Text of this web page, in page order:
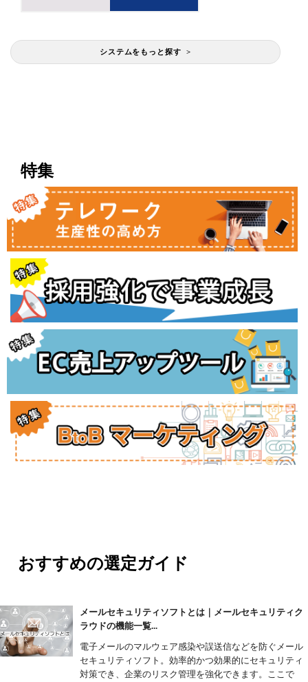
システムをもっと探す >
特集
おすすめの選定ガイド
メールセキュリティソフトとは｜メールセキュリティク
ラウドの機能一覧...
電子メールのマルウェア感染や誤送信などを防ぐメール
セキュリティソフト。効率的かつ効果的にセキュリティ
対策でき、企業のリスク管理を強化できます。ここで